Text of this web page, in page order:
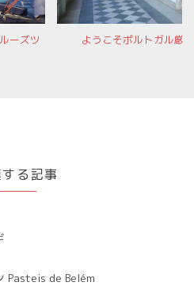
ーズツ
ようこそポルトガル厳
る記事
Pasteis de Belém